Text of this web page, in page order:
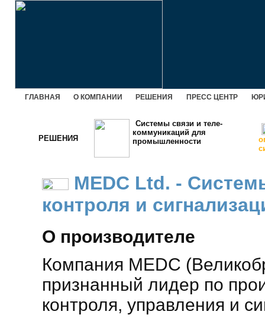
ГЛАВНАЯ О КОМПАНИИ РЕШЕНИЯ ПРЕСС ЦЕНТР
РЕШЕНИЯ
Системы связи и теле-
коммуникаций для
промышленности
MEDC Ltd. -
контроля и
О производителе
Компания MEDC
признанный лидер по
контроля, управления и